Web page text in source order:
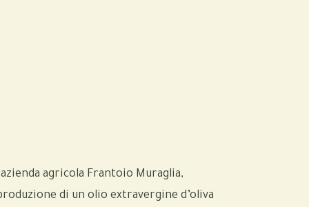
agricola Frantoio Muraglia,
di un olio extravergine d’oliva